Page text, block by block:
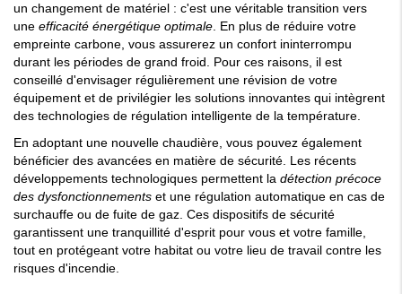
un changement de matériel : c'est une véritable transition vers
une efficacité énergétique optimale. En plus de réduire votre
empreinte carbone, vous assurerez un confort ininterrompu
durant les périodes de grand froid. Pour ces raisons, il est
conseillé d'envisager régulièrement une révision de votre
équipement et de privilégier les solutions innovantes qui intègrent
des technologies de régulation intelligente de la température.
En adoptant une nouvelle chaudière, vous pouvez également
bénéficier des avancées en matière de sécurité. Les récents
développements technologiques permettent la détection précoce
des dysfonctionnements et une régulation automatique en cas de
surchauffe ou de fuite de gaz. Ces dispositifs de sécurité
garantissent une tranquillité d'esprit pour vous et votre famille,
tout en protégeant votre habitat ou votre lieu de travail contre les
risques d'incendie.